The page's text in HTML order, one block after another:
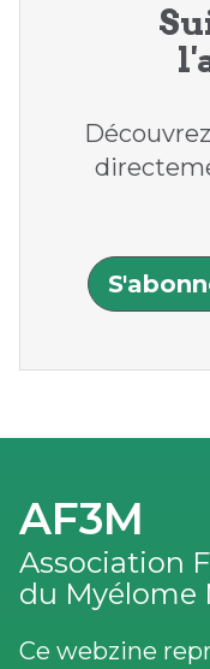
AF3M
Association
du Myélome
Ce webzine